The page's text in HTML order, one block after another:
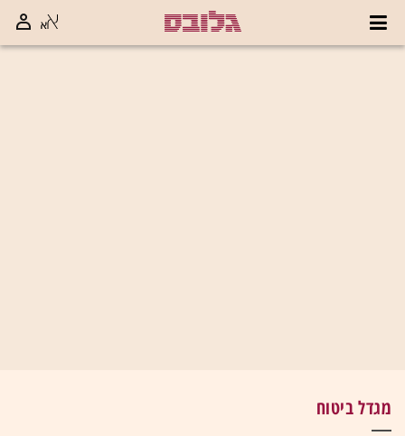
מגדל ביטוח